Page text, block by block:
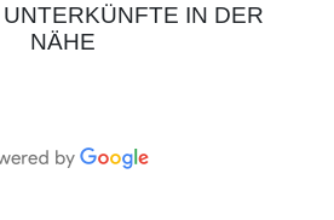
IN DER
NÄHE